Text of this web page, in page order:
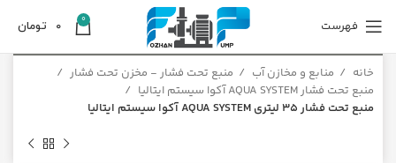
فهرست 0
0 تومان
خانه منابع و مخازن آب
منبع تحت فشار - مخزن تحت فشار
منبع تحت فشار AQUA SYSTEM آکوا سیستم ایتالیا
منبع تحت فشار 35 لیتری AQUA SYSTEM آکوا سیستم ایتالیا